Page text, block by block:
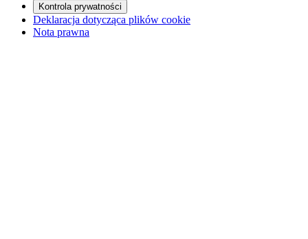
Kontrola prywatności
Deklaracja dotycząca plików cookie
Nota prawna